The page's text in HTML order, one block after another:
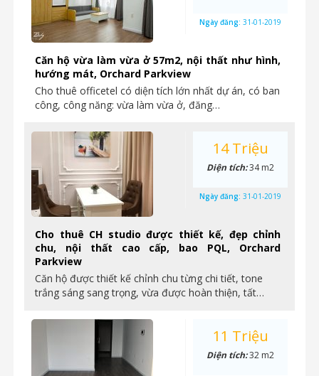
Căn hộ vừa làm vừa ở 57m2, nội thất như hình,
hướng mát, Orchard Parkview
Cho thuê officetel có diện tích lớn nhất dự án, có ban
công, công năng: vừa làm vừa ở, đăng…
Ngày đăng: 31-01-2019
Cho thuê CH studio được thiết kế, đẹp chỉnh
chu, nội thất cao cấp, bao PQL, Orchard
Parkview
Căn hộ được thiết kế chỉnh chu từng chi tiết, tone
trắng sáng sang trọng, vừa được hoàn thiện, tất…
14 Triệu
Diện tích:34 m2
Ngày đăng: 31-01-2019
11 Triệu
Diện tích:32 m2